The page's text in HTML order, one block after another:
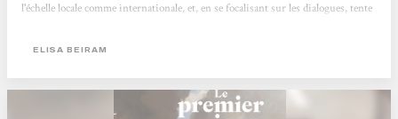
l'échelle locale comme internationale, et, en se focalisant sur les dialogues, tente
paix est un roman aux fort belles intentions, qui se place du côté des récits de
ELISA BEIRAM